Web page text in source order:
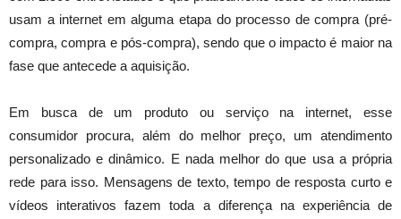
usam a internet em alguma etapa do processo de compra (pré-
compra, compra e pós-compra), sendo que o impacto é maior na
fase que antecede a aquisição.
Em busca de um produto ou serviço na internet, esse
consumidor procura, além do melhor preço, um atendimento
personalizado e dinâmico. E nada melhor do que usa a própria
rede para isso. Mensagens de texto, tempo de resposta curto e
vídeos interativos fazem toda a diferença na experiência de